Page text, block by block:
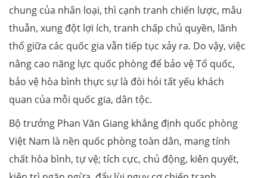
chung của nhân loại, thì cạnh tranh chiến lược, mâu
thuẫn, xung đột lợi ích, tranh chấp chủ quyền, lãnh
thổ giữa các quốc gia vẫn tiếp tục xảy ra. Do vậy, việc
nâng cao năng lực quốc phòng để bảo vệ Tổ quốc,
bảo vệ hòa bình thực sự là đòi hỏi tất yếu khách
quan của mỗi quốc gia, dân tộc.
Bộ trưởng Phan Văn Giang khẳng định quốc phòng
Việt Nam là nền quốc phòng toàn dân, mang tính
chất hòa bình, tự vệ; tích cực, chủ động, kiên quyết,